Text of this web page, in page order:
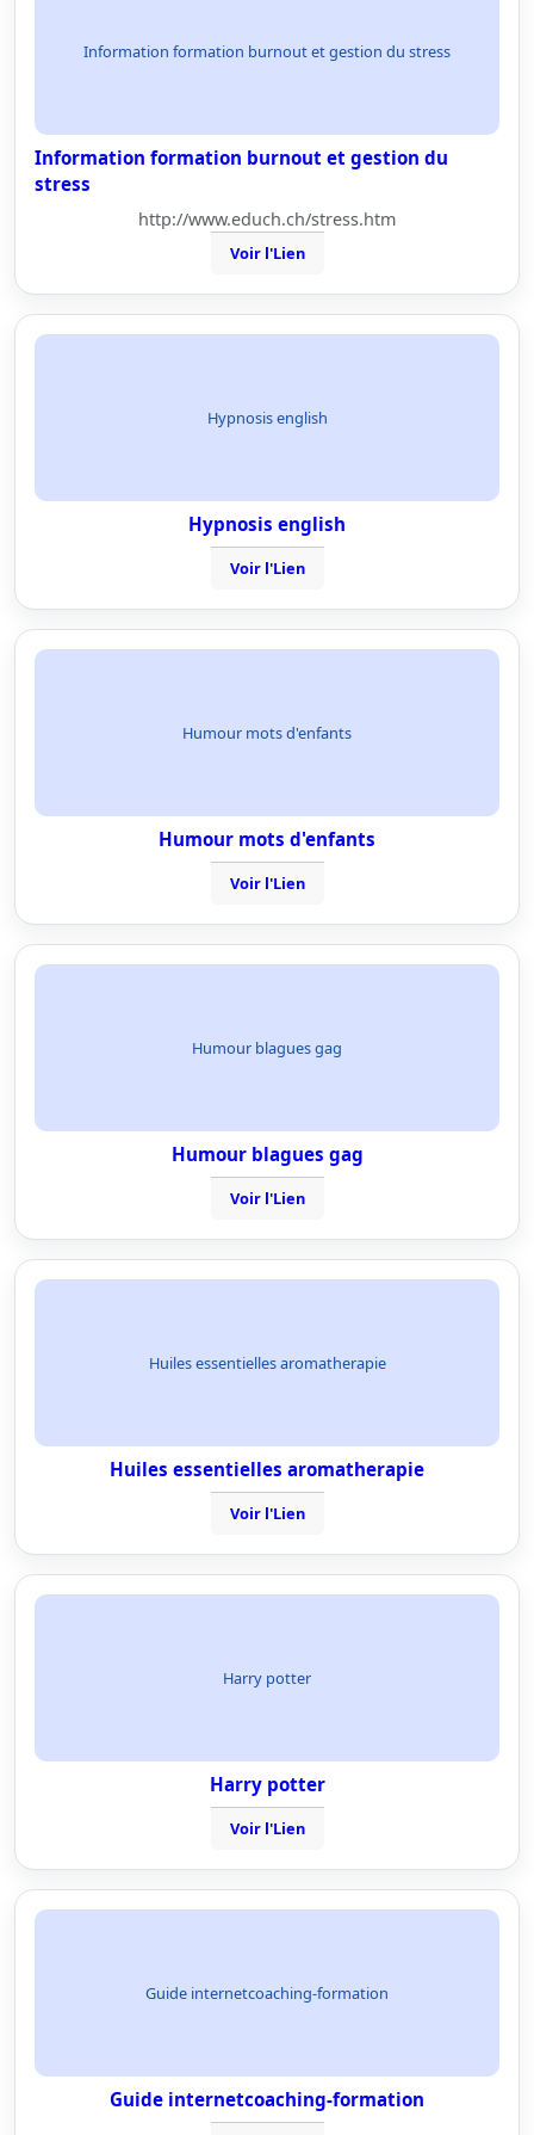
Information formation burnout et gestion du stress
Information formation burnout et gestion du
stress
http://www.educh.ch/stress.htm
Voir l'Lien
Hypnosis english
Hypnosis english
Voir l'Lien
Humour mots d'enfants
Humour mots d'enfants
Voir l'Lien
Humour blagues gag
Humour blagues gag
Voir l'Lien
Huiles essentielles aromatherapie
Huiles essentielles aromatherapie
Voir l'Lien
Harry potter
Harry potter
Voir l'Lien
Guide internetcoaching-formation
Guide internetcoaching-formation